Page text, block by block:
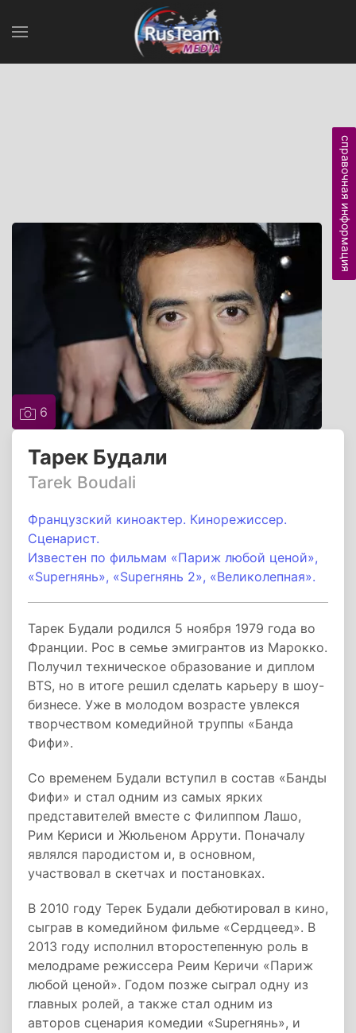
6
Тарек Будали
Tarek Boudali
Французский киноактер. Кинорежиссер.
Сценарист.
Известен по фильмам «Париж любой ценой»,
«Superнянь», «Superнянь 2», «Великолепная».
Тарек Будали родился 5 ноября 1979 года во
Франции. Рос в семье эмигрантов из Марокко.
Получил техническое образование и диплом
BTS, но в итоге решил сделать карьеру в шоу-
бизнесе. Уже в молодом возрасте увлекся
творчеством комедийной труппы «Банда
Фифи».
Со временем Будали вступил в состав «Банды
Фифи» и стал одним из самых ярких
представителей вместе с Филиппом Лашо,
Рим Кериси и Жюльеном Аррути. Поначалу
являлся пародистом и, в основном,
участвовал в скетчах и постановках.
В 2010 году Терек Будали дебютировал в кино,
сыграв в комедийном фильме «Сердцеед». В
2013 году исполнил второстепенную роль в
мелодраме режиссера Реим Керичи «Париж
любой ценой». Годом позже сыграл одну из
главных ролей, а также стал одним из
авторов сценария комедии «Superнянь», и
справочная информация